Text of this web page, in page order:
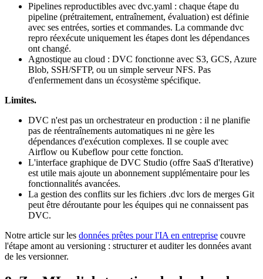
Pipelines reproductibles avec dvc.yaml : chaque étape du
pipeline (prétraitement, entraînement, évaluation) est définie
avec ses entrées, sorties et commandes. La commande dvc
repro réexécute uniquement les étapes dont les dépendances
ont changé.
Agnostique au cloud : DVC fonctionne avec S3, GCS, Azure
Blob, SSH/SFTP, ou un simple serveur NFS. Pas
d'enfermement dans un écosystème spécifique.
Limites.
DVC n'est pas un orchestrateur en production : il ne planifie
pas de réentraînements automatiques ni ne gère les
dépendances d'exécution complexes. Il se couple avec
Airflow ou Kubeflow pour cette fonction.
L'interface graphique de DVC Studio (offre SaaS d'Iterative)
est utile mais ajoute un abonnement supplémentaire pour les
fonctionnalités avancées.
La gestion des conflits sur les fichiers .dvc lors de merges Git
peut être déroutante pour les équipes qui ne connaissent pas
DVC.
Notre article sur les données prêtes pour l'IA en entreprise couvre
l'étape amont au versioning : structurer et auditer les données avant
de les versionner.